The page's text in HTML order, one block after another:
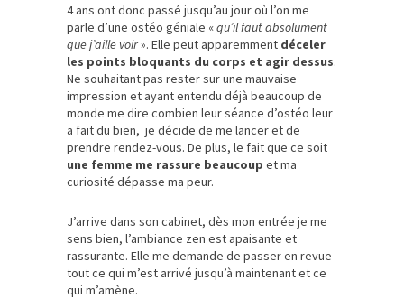
4 ans ont donc passé jusqu’au jour où l’on me
parle d’une ostéo géniale «qu’il faut absolument
que j’aille voir». Elle peut apparemment déceler
les points bloquants du corps et agir dessus.
Ne souhaitant pas rester sur une mauvaise
impression et ayant entendu déjà beaucoup de
monde me dire combien leur séance d’ostéo leur
a fait du bien, je décide de me lancer et de
prendre rendez-vous. De plus, le fait que ce soit
une femme me rassure beaucoup et ma
curiosité dépasse ma peur.
J’arrive dans son cabinet, dès mon entrée je me
sens bien, l’ambiance zen est apaisante et
rassurante. Elle me demande de passer en revue
tout ce qui m’est arrivé jusqu’à maintenant et ce
qui m’amène.